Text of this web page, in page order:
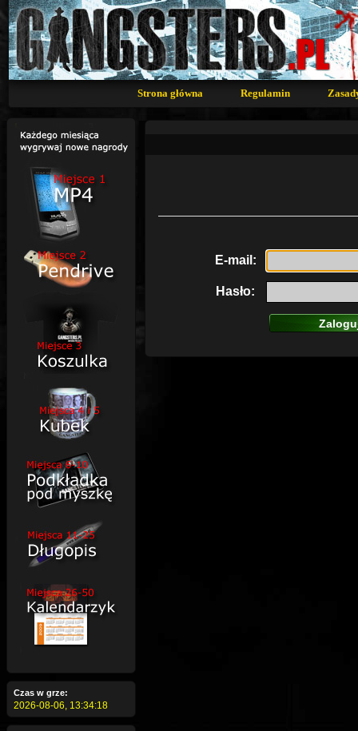
Strona główna Regulamin
Czas w grze:
2026-08-06, 13:34:18
E-mail:
Hasło: